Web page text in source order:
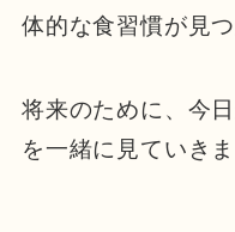
体的な食習慣が見
将来のために、今
を一緒に見ていきま